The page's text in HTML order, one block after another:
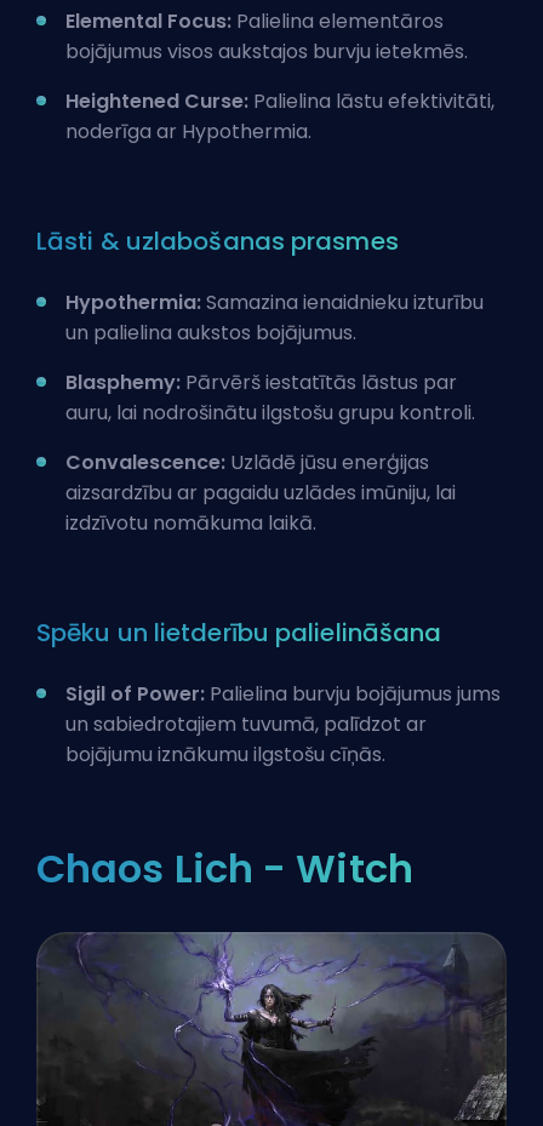
Elemental Focus: Palielina elementāros
bojājumus visos aukstajos burvju ietekmēs.
Heightened Curse: Palielina lāstu efektivitāti,
noderīga ar Hypothermia.
Lāsti & uzlabošanas prasmes
Hypothermia:Samazina ienaidnieku izturību
un palielina aukstos bojājumus.
Blasphemy: Pārvērš iestatītās lāstus par
auru, lai nodrošinātu ilgstošu grupu kontroli.
Convalescence: Uzlādē jūsu enerģijas
aizsardzību ar pagaidu uzlādes imūniju, lai
izdzīvotu nomākuma laikā.
Spēku un lietderību palielināšana
Sigil of Power: Palielina burvju bojājumus jums
un sabiedrotajiem tuvumā, palīdzot ar
bojājumu iznākumu ilgstošu cīņās.
Chaos Lich - Witch